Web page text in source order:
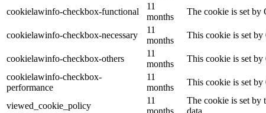
cookielawinfo-checkbox-functional
11
months
The cookie is set by
cookielawinfo-checkbox-necessary
11
months
This cookie is set by
cookielawinfo-checkbox-others
11
months
This cookie is set by
cookielawinfo-checkbox-
performance
11
months
This cookie is set
viewed_cookie_policy
11
months
The cookie is set by
data.